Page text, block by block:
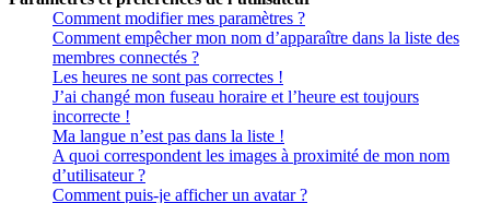
Comment modifier mes paramètres ?
Comment empêcher mon nom d’apparaître dans la liste des
membres connectés ?
Les heures ne sont pas correctes !
J’ai changé mon fuseau horaire et l’heure est toujours
incorrecte !
Ma langue n’est pas dans la liste !
A quoi correspondent les images à proximité de mon nom
d’utilisateur ?
Comment puis-je afficher un avatar ?